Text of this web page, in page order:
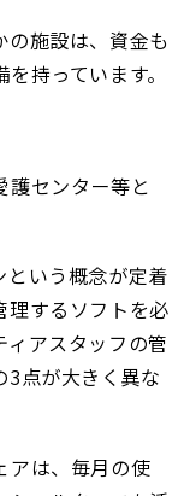
施設は、資金も
持っています。
護センター等と
という概念が定着
理するソフトを必
アスタッフの管
3点が大きく異な
アは、毎月の使